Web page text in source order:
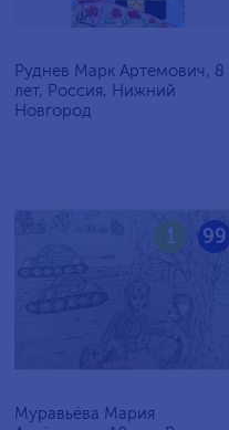
Руднев Марк Артемович, 8
лет, Россия, Нижний
Новгород
99
1
Муравьёва Мария